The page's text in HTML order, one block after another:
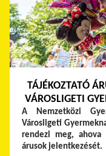
TÁJÉKOZTATÓ
VÁROSLIGETI
A Nemzetközi
Városligeti
rendezi meg, ahova
árusok jelentkezését.